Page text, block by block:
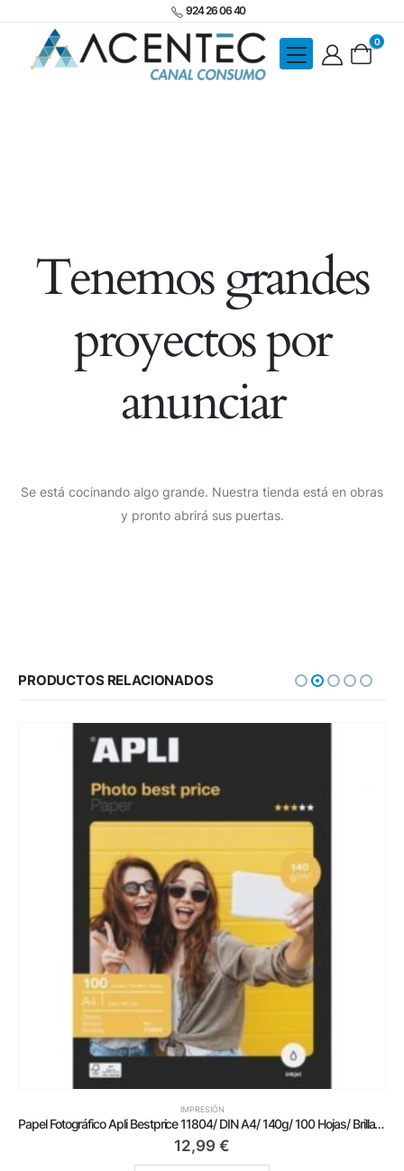
924 26 06 40
0
Tenemos grandes
proyectos por
anunciar
Se está cocinando algo grande. Nuestra tienda está en obras
y pronto abrirá sus puertas.
PRODUCTOS RELACIONADOS
IMPRESIÓN
Papel Fotográfico Apli Bestprice 11804/ DIN A4/ 140g/ 100 Hojas/ Brillante
12,99 €